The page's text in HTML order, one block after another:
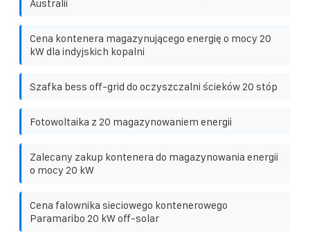
Australii
Cena kontenera magazynującego energię o mocy 20
kW dla indyjskich kopalni
Szafka bess off-grid do oczyszczalni ścieków 20 stóp
Fotowoltaika z 20 magazynowaniem energii
Zalecany zakup kontenera do magazynowania energii
o mocy 20 kW
Cena falownika sieciowego kontenerowego
Paramaribo 20 kW off-solar